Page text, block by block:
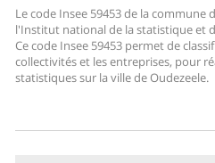
Le code Insee 59453 de la commune
l'Institut national de la statistique et
Ce code Insee 59453 permet de
collectivités et les entreprises, pour
statistiques sur la ville de Oudezeele.